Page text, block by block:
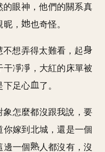
的眼神，他們的關系真
昵， 也奇怪。
想弄得太難看，起
凈凈，大紅的床單被
下足心
了。
象怎麼都沒跟我說，要
嫁到北城，還是一個
邊一個
人都沒有，沒